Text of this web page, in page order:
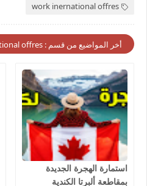
work inernational offres
أخر المواضيع من قسم : work inernational offres
استمارة الهجرة الجديدة
بمقاطعة ألبرتا الكندية